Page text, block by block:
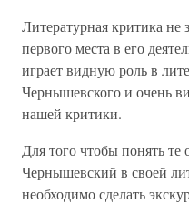
Литературная критика
первого места в его
играет видную роль в
Чернышевского и очень
нашей критики.
Для того чтобы понять
Чернышевский в своей
необходимо сделать